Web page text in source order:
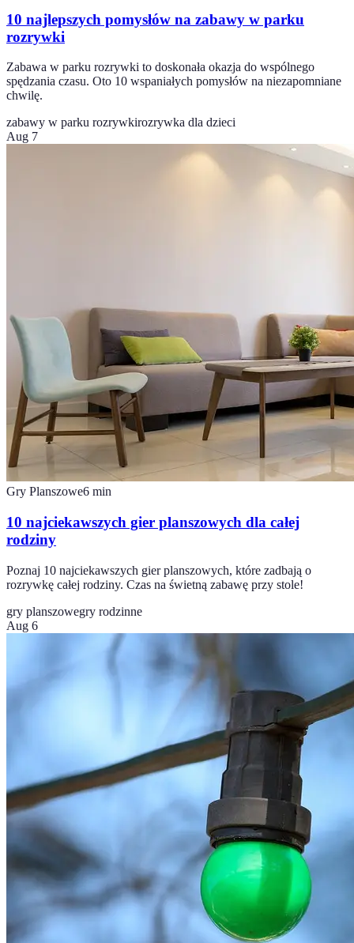
10 najlepszych pomysłów na zabawy w parku
rozrywki
Zabawa w parku rozrywki to doskonała okazja do wspólnego
spędzania czasu. Oto 10 wspaniałych pomysłów na niezapomniane
chwilę.
zabawy w parku rozrywkirozrywka dla dzieci
Aug 7
Gry Planszowe6 min
10 najciekawszych gier planszowych dla całej
rodziny
Poznaj 10 najciekawszych gier planszowych, które zadbają o
rozrywkę całej rodziny. Czas na świetną zabawę przy stole!
gry planszowegry rodzinne
Aug 6